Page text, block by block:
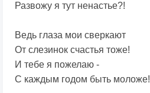
Развожу я тут ненастье?!
Ведь глаза мои сверкают
От слезинок счастья тоже!
И тебе я пожелаю -
С каждым годом быть моложе!